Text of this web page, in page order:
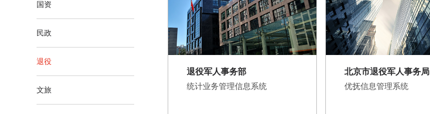
国资
民政
退役
文旅
退役军人事务部
统计业务管理信息系统
北京市退役军人事务局
优抚信息管理系统